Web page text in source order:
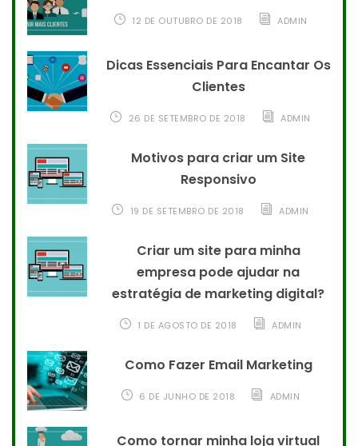
12 DE OUTUBRO DE 2018 ADMIN
Dicas Essenciais Para Encantar Os
Clientes
26 DE SETEMBRO DE 2018 ADMIN
Motivos para criar um Site
Responsivo
19 DE SETEMBRO DE 2018 ADMIN
Criar um site para minha
empresa pode ajudar na
estratégia de marketing digital?
1 DE AGOSTO DE 2018 ADMIN
Como Fazer Email Marketing
6 DE JUNHO DE 2018 ADMIN
Como tornar minha loja virtual